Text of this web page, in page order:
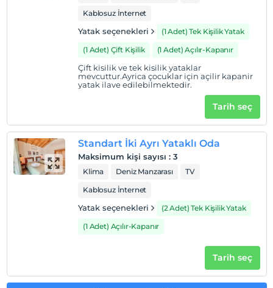
Kablosuz İnternet
Yatak seçenekleri
(1 Adet) Tek Kişilik Yatak
(1 Adet) Çift Kişilik
(1 Adet) Açılır-Kapanır
Çift kisilik ve tek kisilik yataklar
mevcuttur.Ayrica çocuklar için açilir kapanir
yatak ilave edilebilmektedir.
Tarih seç
Standart İki Ayrı Yataklı Oda
Maksimum kişi sayısı : 3
Klima Deniz Manzarası
TV
Kablosuz İnternet
Yatak seçenekleri
(2 Adet) Tek Kişilik Yatak
(1 Adet) Açılır-Kapanır
Tarih seç